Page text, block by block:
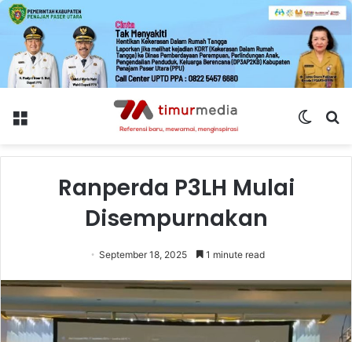
Menu
Switch
Ranperda P3LH Mulai
Disempurnakan
September 18, 2025 1 minute read